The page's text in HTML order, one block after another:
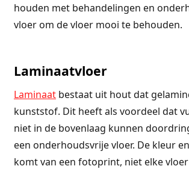
houden met behandelingen en
vloer om de vloer mooi te behouden.
Laminaatvloer
Laminaatbestaat uit hout dat
kunststof. Dit heeft als voordeel dat
niet in de bovenlaag kunnen
een onderhoudsvrije vloer. De kleur
komt van een fotoprint, niet elke